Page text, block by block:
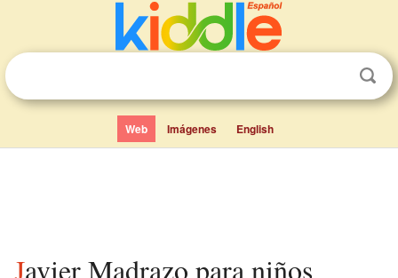
Web Imágenes English
Javier Madrazo para niños